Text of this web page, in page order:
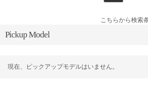
こちらから検索
Pickup Model
現在、ピックアップモデルはいません。